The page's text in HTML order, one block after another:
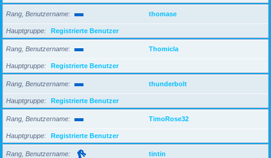
Rang, Benutzername thomase
Hauptgruppe Registrierte Benutzer
Rang, Benutzername Thomicla
Hauptgruppe Registrierte Benutzer
Rang, Benutzername thunderbolt
Hauptgruppe Registrierte Benutzer
Rang, Benutzername TimoRose32
Hauptgruppe Registrierte Benutzer
Rang, Benutzername tintin